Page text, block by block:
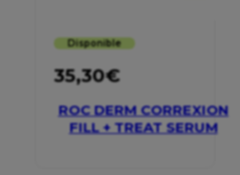
Disponible
35,30€
ROC DERM CORREXION
FILL + TREAT SERUM